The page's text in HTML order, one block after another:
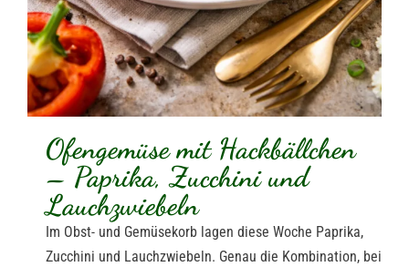
Ofengemüse mit Hackbällchen
– Paprika, Zucchini und
Lauchzwiebeln
Im Obst- und Gemüsekorb lagen diese Woche Paprika,
Zucchini und Lauchzwiebeln. Genau die Kombination, bei